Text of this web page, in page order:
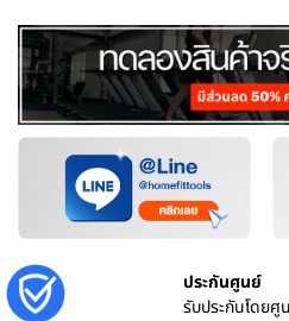
ประกันศูนย์
รับประกันโดยศู